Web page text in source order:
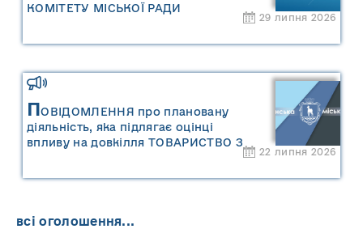
КОМІТЕТУ МІСЬКОЇ РАДИ
29 липня 2026
ПОВІДОМЛЕННЯ про плановану
діяльність, яка підлягає оцінці
впливу на довкілля ТОВАРИСТВО З
22 липня 2026
всі оголошення...